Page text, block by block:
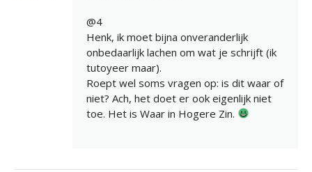
@4
Henk, ik moet bijna onveranderlijk
onbedaarlijk lachen om wat je schrijft (ik
tutoyeer maar).
Roept wel soms vragen op: is dit waar of
niet? Ach, het doet er ook eigenlijk niet
toe. Het is Waar in Hogere Zin.